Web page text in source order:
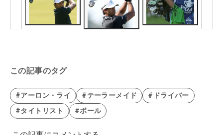
この記事のタグ
#アーロン・ライ #テーラーメイド
#ドライバー
#タイトリスト
#ボール